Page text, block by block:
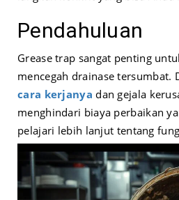
Pendahuluan
Grease trap sangat penting
mencegah drainase tersumbat.
cara kerjanya dan gejala
menghindari biaya perbaikan
pelajari lebih lanjut tentang